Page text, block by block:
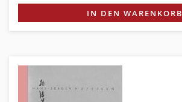
IN DEN WARENKORB